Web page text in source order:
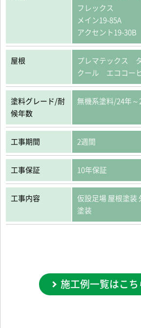
フレックス
メイン19-85A
アクセント19-30B
屋根
プレマテックス
クール エココー
塗料グレード/耐
候年数
無機系塗料/24年～
工事期間 2週間
工事保証 10年保証
工事内容
仮設足場 屋根塗装
塗装
施工例一覧はこち